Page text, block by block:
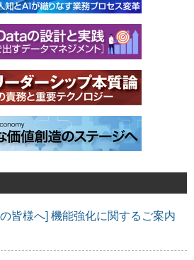
皆様へ] 機能強化に関するご案内